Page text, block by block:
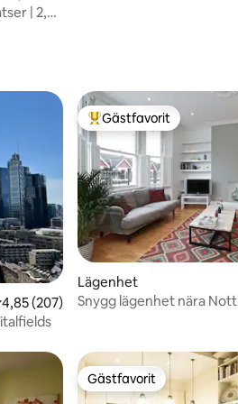
| 2,5
av 5 i genomsnittligt betyg, 207
4,85 (207)
Populär gästfavorit
Gästfavorit
Lägenhet
Snygg lägenhet nära
Gästfavorit
Gästfavorit